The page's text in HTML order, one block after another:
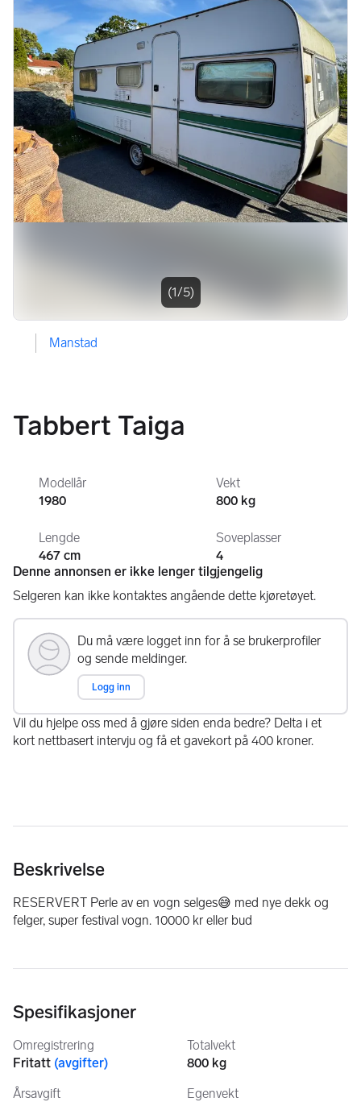
Bildegalleri
(1/5)
Manstad
Tabbert Taiga
Modellår
1980
Vekt
800 kg
Lengde
467 cm
Soveplasser
4
Vil du hjelpe oss med å gjøre siden enda bedre? Delta i et
kort nettbasert intervju og få et gavekort på 400 kroner.
Beskrivelse
RESERVERT Perle av en vogn selges😅 med nye dekk og
felger, super festival vogn. 10000 kr eller bud
Spesifikasjoner
Omregistrering
Fritatt (avgifter)
Årsavgift
Totalvekt
800 kg
Egenvekt